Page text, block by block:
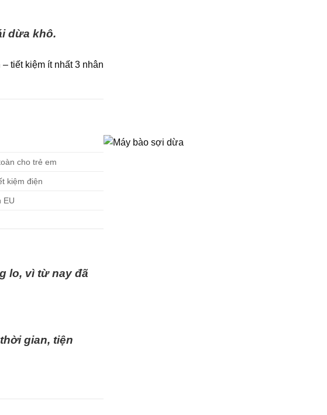
dừa khô.
– tiết kiệm ít nhất 3 nhân
cho trẻ em
kiệm điện
EU
lo, vì từ nay đã
gian, tiện